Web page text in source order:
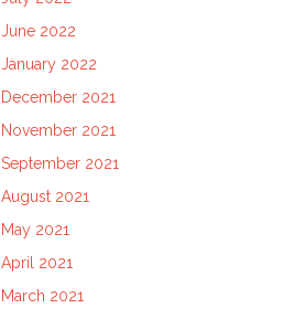
June 2022
January 2022
December 2021
November 2021
September 2021
August 2021
May 2021
April 2021
March 2021